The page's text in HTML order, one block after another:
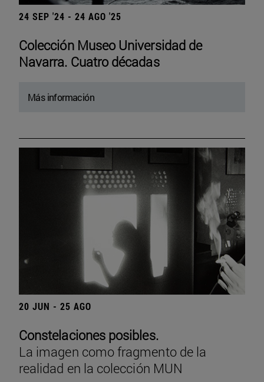
24 SEP '24 - 24 AGO '25
Colección Museo Universidad de
Navarra. Cuatro décadas
Más información
20 JUN - 25 AGO
Constelaciones posibles.
La imagen como fragmento de la
realidad en la colección MUN